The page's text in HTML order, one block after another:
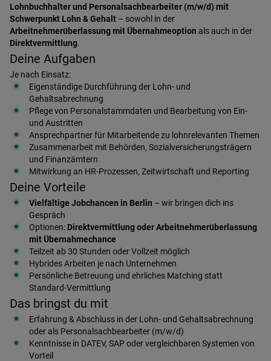
Lohnbuchhalter und Personalsachbearbeiter (m/w/d) mit
Schwerpunkt Lohn & Gehalt – sowohl in der
Arbeitnehmerüberlassung mit Übernahmeoption als auch in der
Direktvermittlung.
Deine Aufgaben
Je nach Einsatz:
Eigenständige Durchführung der Lohn- und
Gehaltsabrechnung
Pflege von Personalstammdaten und Bearbeitung von Ein-
und Austritten
Ansprechpartner für Mitarbeitende zu lohnrelevanten Themen
Zusammenarbeit mit Behörden, Sozialversicherungsträgern
und Finanzämtern
Mitwirkung an HR-Prozessen, Zeitwirtschaft und Reporting
Deine Vorteile
Vielfältige Jobchancen in Berlin – wir bringen dich ins
Gespräch
Optionen: Direktvermittlung oder Arbeitnehmerüberlassung
mit Übernahmechance
Teilzeit ab 30 Stunden oder Vollzeit möglich
Hybrides Arbeiten je nach Unternehmen
Persönliche Betreuung und ehrliches Matching statt
Standard-Vermittlung
Das bringst du mit
Erfahrung & Abschluss in der Lohn- und Gehaltsabrechnung
oder als Personalsachbearbeiter (m/w/d)
Kenntnisse in DATEV, SAP oder vergleichbaren Systemen von
Vorteil